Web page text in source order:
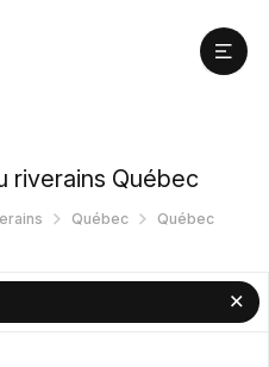
riverains Québec
Québec Québec